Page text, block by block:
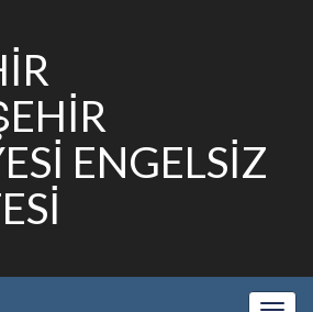
ENGELSİZ